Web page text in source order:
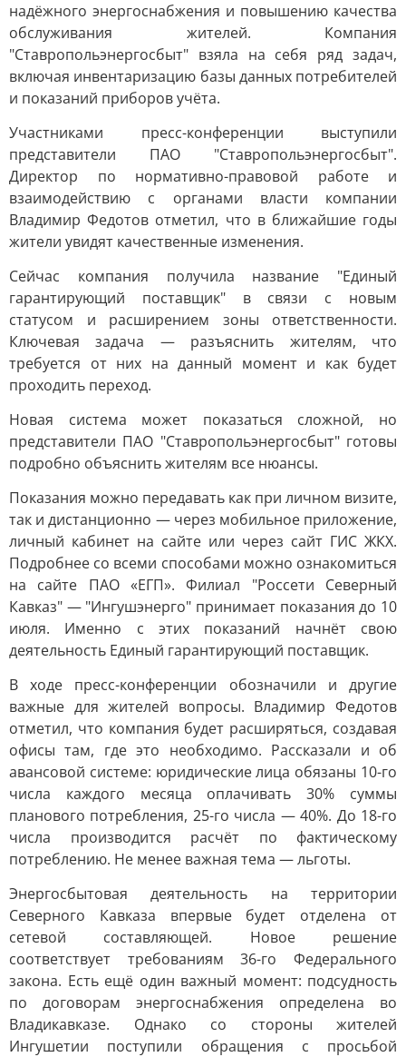
надёжного энергоснабжения и повышению качества
обслуживания жителей. Компания
"Ставропольэнергосбыт" взяла на себя ряд задач,
включая инвентаризацию базы данных потребителей
и показаний приборов учёта.
Участниками пресс-конференции выступили
представители ПАО "Ставропольэнергосбыт".
Директор по нормативно-правовой работе и
взаимодействию с органами власти компании
Владимир Федотов отметил, что в ближайшие годы
жители увидят качественные изменения.
Сейчас компания получила название "Единый
гарантирующий поставщик" в связи с новым
статусом и расширением зоны ответственности.
Ключевая задача — разъяснить жителям, что
требуется от них на данный момент и как будет
проходить переход.
Новая система может показаться сложной, но
представители ПАО "Ставропольэнергосбыт" готовы
подробно объяснить жителям все нюансы.
Показания можно передавать как при личном визите,
так и дистанционно — через мобильное приложение,
личный кабинет на сайте или через сайт ГИС ЖКХ.
Подробнее со всеми способами можно ознакомиться
на сайте ПАО «ЕГП». Филиал "Россети Северный
Кавказ" — "Ингушэнерго" принимает показания до 10
июля. Именно с этих показаний начнёт свою
деятельность Единый гарантирующий поставщик.
В ходе пресс-конференции обозначили и другие
важные для жителей вопросы. Владимир Федотов
отметил, что компания будет расширяться, создавая
офисы там, где это необходимо. Рассказали и об
авансовой системе: юридические лица обязаны 10-го
числа каждого месяца оплачивать 30% суммы
планового потребления, 25-го числа — 40%. До 18-го
числа производится расчёт по фактическому
потреблению. Не менее важная тема — льготы.
Энергосбытовая деятельность на территории
Северного Кавказа впервые будет отделена от
сетевой составляющей. Новое решение
соответствует требованиям 36-го Федерального
закона. Есть ещё один важный момент: подсудность
по договорам энергоснабжения определена во
Владикавказе. Однако со стороны жителей
Ингушетии поступили обращения с просьбой